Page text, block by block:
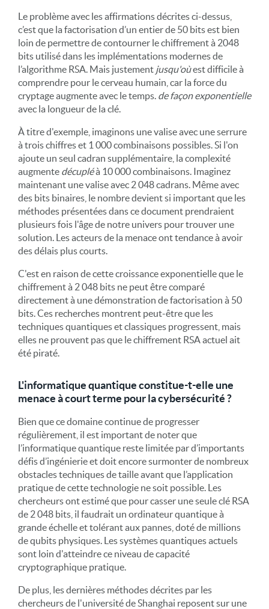
Le problème avec les affirmations décrites ci-dessus,
c’est que la factorisation d’un entier de 50 bits est bien
loin de permettre de contourner le chiffrement à 2048
bits utilisé dans les implémentations modernes de
l’algorithme RSA. Mais justement jusqu'oùest difficile à
comprendre pour le cerveau humain, car la force du
cryptage augmente avec le temps. de façon exponentielle
avec la longueur de la clé.
À titre d'exemple, imaginons une valise avec une serrure
à trois chiffres et 1 000 combinaisons possibles. Si l'on
ajoute un seul cadran supplémentaire, la complexité
augmente décupléà 10 000 combinaisons. Imaginez
maintenant une valise avec 2 048 cadrans. Même avec
des bits binaires, le nombre devient si important que les
méthodes présentées dans ce document prendraient
plusieurs fois l'âge de notre univers pour trouver une
solution. Les acteurs de la menace ont tendance à avoir
des délais plus courts.
C'est en raison de cette croissance exponentielle que le
chiffrement à 2 048 bits ne peut être comparé
directement à une démonstration de factorisation à 50
bits. Ces recherches montrent peut-être que les
techniques quantiques et classiques progressent, mais
elles ne prouvent pas que le chiffrement RSA actuel ait
été piraté.
L'informatique quantique constitue-t-elle une
menace à court terme pour la cybersécurité ?
Bien que ce domaine continue de progresser
régulièrement, il est important de noter que
l’informatique quantique reste limitée par d’importants
défis d’ingénierie et doit encore surmonter de nombreux
obstacles techniques de taille avant que l’application
pratique de cette technologie ne soit possible. Les
chercheurs ont estimé que pour casser une seule clé RSA
de 2 048 bits, il faudrait un ordinateur quantique à
grande échelle et tolérant aux pannes, doté de millions
de qubits physiques. Les systèmes quantiques actuels
sont loin d'atteindre ce niveau de capacité
cryptographique pratique.
De plus, les dernières méthodes décrites par les
chercheurs de l'université de Shanghai reposent sur une